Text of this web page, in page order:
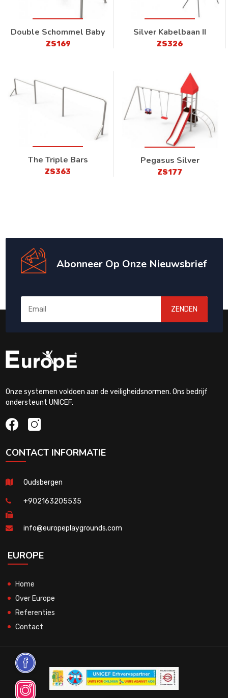
Double Schommel Baby
ZS169
Silver Kabelbaan II
ZS326
The Triple Bars
ZS363
Pegasus Silver
ZS177
Abonneer Op Onze Nieuwsbrief
ZENDEN
Onze systemen voldoen aan de veiligheidsnormen. Ons bedrijf
ondersteunt UNICEF.
CONTACT INFORMATIE
Oudsbergen
+902163205535
info@europeplaygrounds.com
EUROPE
Home
Over Europe
Referenties
Contact